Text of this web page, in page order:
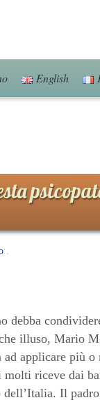
English
.
debba
illuso, Mario
applicare più o
molti riceve dai
Il